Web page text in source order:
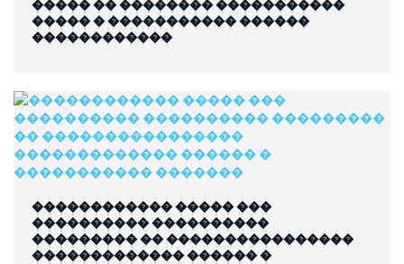
����� �� �������� �����������
����� � ����������� ������
������������
������������ ����� ���
���������� ����������
��������� �� ����������������
������������� ������ �